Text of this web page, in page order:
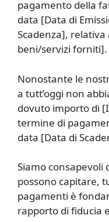
pagamento della
data [Data di
Scadenza], relativa
beni/servizi forniti].
Nonostante le
a tutt’oggi non
dovuto importo di
termine di
data [Data di
Siamo consapevoli
possono capitare,
pagamenti è
rapporto di fiducia